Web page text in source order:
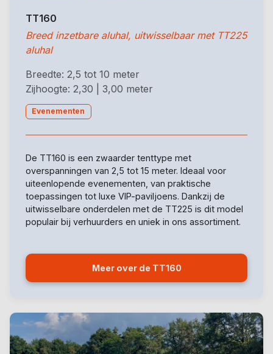
TT160
Breed inzetbare aluhal, uitwisselbaar met TT225
aluhal
Breedte: 2,5 tot 10 meter
Zijhoogte: 2,30 | 3,00 meter
Evenementen
De TT160 is een zwaarder tenttype met
overspanningen van 2,5 tot 15 meter. Ideaal voor
uiteenlopende evenementen, van praktische
toepassingen tot luxe VIP-paviljoens. Dankzij de
uitwisselbare onderdelen met de TT225 is dit model
populair bij verhuurders en uniek in ons assortiment.
Meer over de TT160